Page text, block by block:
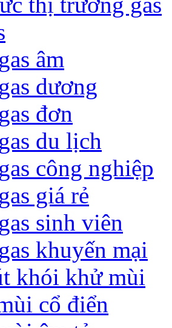
âm
dương
đơn
du lịch
công nghiệp
giá rẻ
sinh viên
khuyến mại
khói khử mùi
cổ điển